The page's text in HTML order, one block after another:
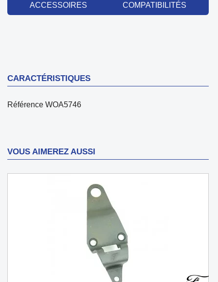
ACCESSOIRES COMPATIBILITÉS
CARACTÉRISTIQUES
Référence WOA5746
VOUS AIMEREZ AUSSI